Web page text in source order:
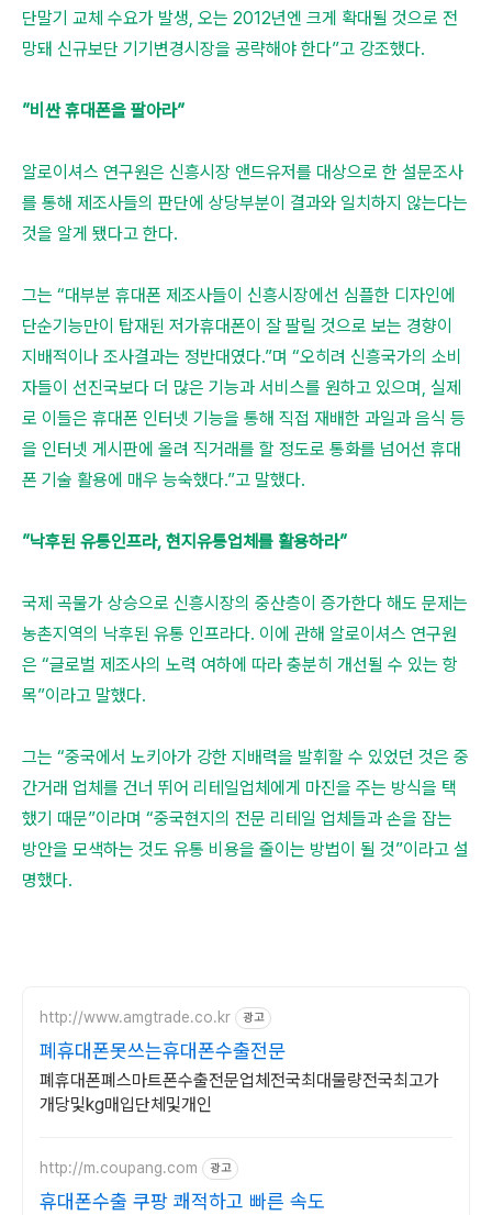
단말기 교체 수요가 발생, 오는 2012년엔 크게 확대될 것으로 전
망돼 신규보단 기기변경시장을 공략해야 한다”고 강조했다.
”비싼 휴대폰을 팔아라”
알로이셔스 연구원은 신흥시장 앤드유저를 대상으로 한 설문조사
를 통해 제조사들의 판단에 상당부분이 결과와 일치하지 않는다는
것을 알게 됐다고 한다.
그는 “대부분 휴대폰 제조사들이 신흥시장에선 심플한 디자인에
단순기능만이 탑재된 저가휴대폰이 잘 팔릴 것으로 보는 경향이
지배적이나 조사결과는 정반대였다.”며 “오히려 신흥국가의 소비
자들이 선진국보다 더 많은 기능과 서비스를 원하고 있으며, 실제
로 이들은 휴대폰 인터넷 기능을 통해 직접 재배한 과일과 음식 등
을 인터넷 게시판에 올려 직거래를 할 정도로 통화를 넘어선 휴대
폰 기술 활용에 매우 능숙했다.”고 말했다.
”낙후된 유통인프라, 현지유통업체를 활용하라”
국제 곡물가 상승으로 신흥시장의 중산층이 증가한다 해도 문제는
농촌지역의 낙후된 유통 인프라다. 이에 관해 알로이셔스 연구원
은 “글로벌 제조사의 노력 여하에 따라 충분히 개선될 수 있는 항
목”이라고 말했다.
그는 “중국에서 노키아가 강한 지배력을 발휘할 수 있었던 것은 중
간거래 업체를 건너 뛰어 리테일업체에게 마진을 주는 방식을 택
했기 때문”이라며 “중국현지의 전문 리테일 업체들과 손을 잡는
방안을 모색하는 것도 유통 비용을 줄이는 방법이 될 것”이라고 설
명했다.
http://www.amgtrade.co.kr 광고
폐휴대폰못쓰는휴대폰수출전문
폐휴대폰폐스마트폰수출전문업체전국최대물량전국최고가
개당및kg매입단체및개인
http://m.coupang.com 광고
휴대폰수출 쿠팡 쾌적하고 빠른 속도